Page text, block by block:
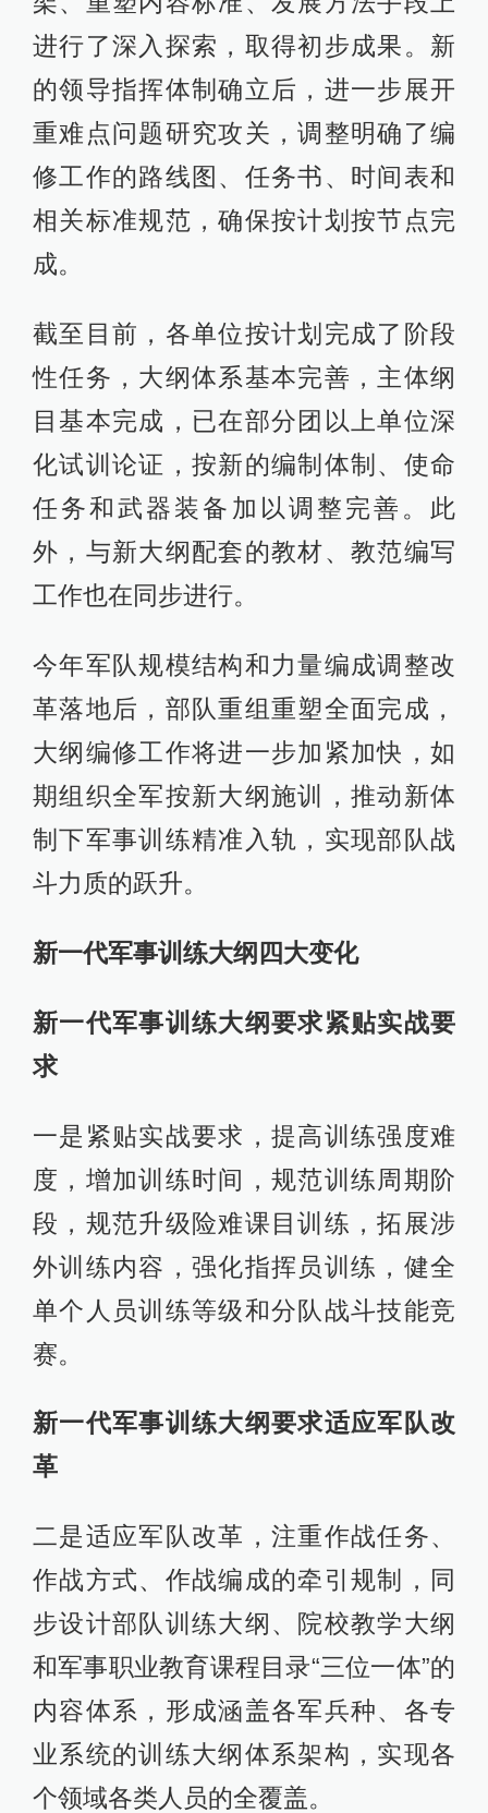
进行了深入探索，取得初步成果。新
的领导指挥体制确立后，进一步展开
重难点问题研究攻关，调整明确了编
修工作的路线图、任务书、时间表和
相关标准规范，确保按计划按节点完
成。
截至目前，各单位按计划完成了阶段
性任务，大纲体系基本完善，主体纲
目基本完成，已在部分团以上单位深
化试训论证，按新的编制体制、使命
任务和武器装备加以调整完善。此
外，与新大纲配套的教材、教范编写
工作也在同步进行。
今年军队规模结构和力量编成调整改
革落地后，部队重组重塑全面完成，
大纲编修工作将进一步加紧加快，如
期组织全军按新大纲施训，推动新体
制下军事训练精准入轨，实现部队战
斗力质的跃升。
新一代军事训练大纲四大变化
新一代军事训练大纲要求紧贴实战要
求
一是紧贴实战要求，提高训练强度难
度，增加训练时间，规范训练周期阶
段，规范升级险难课目训练，拓展涉
外训练内容，强化指挥员训练，健全
单个人员训练等级和分队战斗技能竞
赛。
新一代军事训练大纲要求适应军队改
革
二是适应军队改革，注重作战任务、
作战方式、作战编成的牵引规制，同
步设计部队训练大纲、院校教学大纲
和军事职业教育课程目录“三位一体”的
内容体系，形成涵盖各军兵种、各专
业系统的训练大纲体系架构，实现各
个领域各类人员的全覆盖。